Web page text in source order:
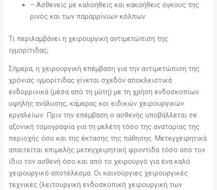
– Ασθενείς με καλοήθεις και κακοήθεις όγκους της
ρινός και των παραρρίνιων κόλπων
Τι περιλαμβάνει η χειρουργική αντιμετώπιση της
ιγμορίτιδας;
Σήμερα, η χειρουργική επέμβαση για την αντιμετώπιση της
χρόνιας ιγμορίτιδας γίνεται σχεδόν αποκλειστικά
ενδορρινικά (μέσα από τη μύτη) με τη χρήση ενδοσκοπίων
υψηλής ανάλυσης, κάμερας και ειδικών χειρουργικών
εργαλείων. Πριν την επέμβαση ο ασθενής υποβάλλεται σε
αξονική τομογραφία για τη μελέτη τόσο της ανατομίας της
περιοχής όσο και της έκτασης της πάθησης. Μετεγχειρητικά
απαιτείται επιμελής μετεγχειρητική φροντίδα τόσο από τον
ίδιο τον ασθενή όσο και από το χειρουργό για ένα καλό
χειρουργικό αποτέλεσμα. Οι καινούργιες χειρουργικές
τεχνικές (λειτουργική ενδοσκοπική χειρουργική των